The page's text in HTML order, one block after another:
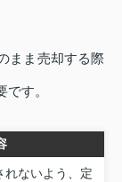
まま売却する際
す。
れないよう、定